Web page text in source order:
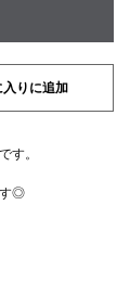
入りに追加
す。
す◎